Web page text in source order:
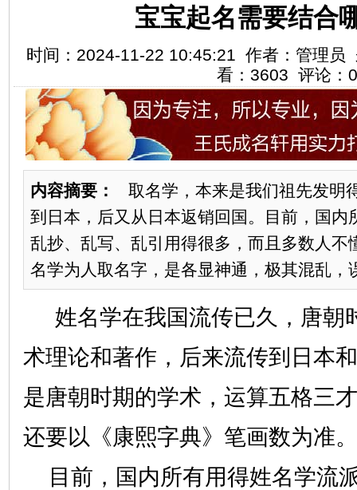
宝宝起名需要结合
时间：2024-11-22 10:45:21 作者：管理员
看：3603 评论：0
内容摘要：
取名学，本来是我们祖先发明
到日本，后又从日本返销回国。目前，国内
乱抄、乱写、乱引用得很多，而且多数人不
名学为人取名字，是各显神通，极其混乱，
姓名学在我国流传已久，唐朝
术理论和著作，后来流传到日本
是唐朝时期的学术，运算五格三
还要以《康熙字典》笔画数为
目前，国内所有用得姓名学流